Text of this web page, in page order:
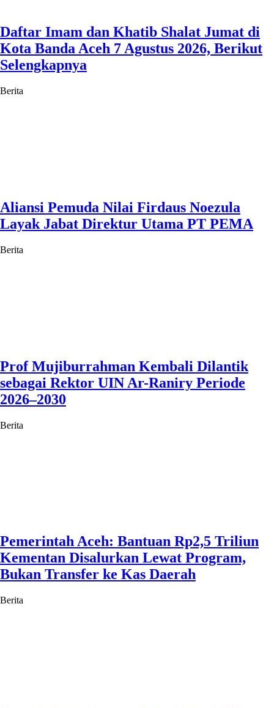
Daftar Imam dan Khatib Shalat Jumat di
Kota Banda Aceh 7 Agustus 2026, Berikut
Selengkapnya
Berita
Aliansi Pemuda Nilai Firdaus Noezula
Layak Jabat Direktur Utama PT PEMA
Berita
Prof Mujiburrahman Kembali Dilantik
sebagai Rektor UIN Ar-Raniry Periode
2026–2030
Berita
Pemerintah Aceh: Bantuan Rp2,5 Triliun
Kementan Disalurkan Lewat Program,
Bukan Transfer ke Kas Daerah
Berita